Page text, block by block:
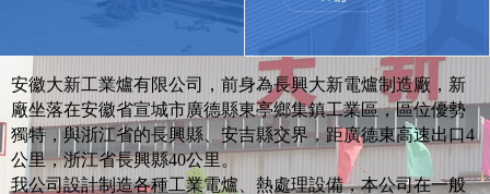
安徽大新工業爐有限公司，前身為長興大新電爐制造廠，新
廠坐落在安徽省宣城市廣德縣東亭鄉集鎮工業區，區位優勢
獨特，與浙江省的長興縣、安吉縣交界，距廣德東高速出口4
公里，浙江省長興縣40公里。
我公司設計制造各種工業電爐、熱處理設備，本公司在一般